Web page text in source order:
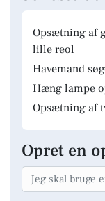
Opsætning af
lille reol
Havemand
Hæng lampe
Opsætning af
Opret en